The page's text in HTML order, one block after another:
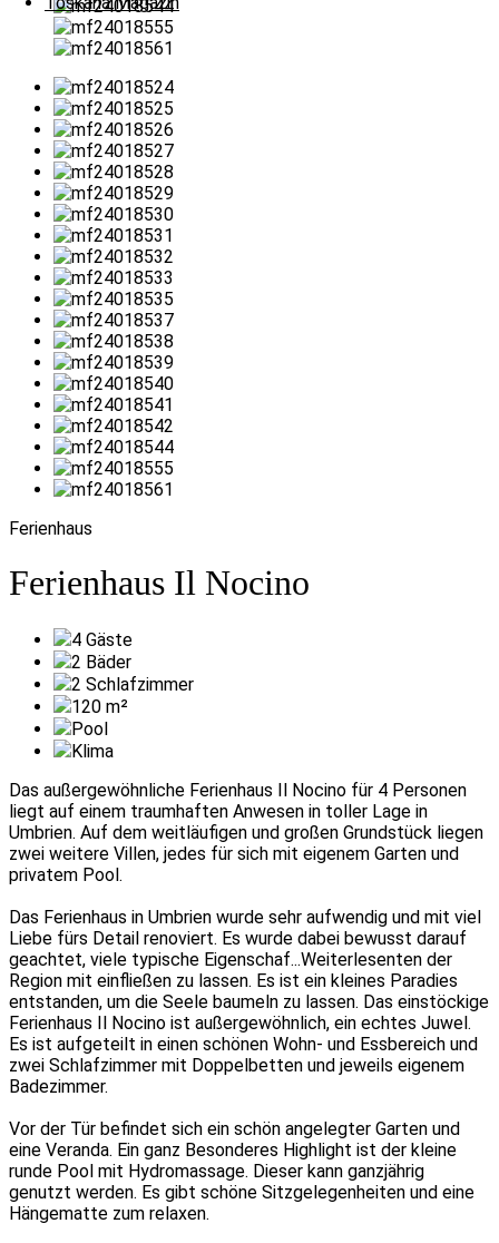
Ferienhaus
Ferienhaus Il Nocino
4 Gäste
2 Bäder
2 Schlafzimmer
120 m²
Pool
Klima
Das außergewöhnliche Ferienhaus Il Nocino für 4 Personen
liegt auf einem traumhaften Anwesen in toller Lage in
Umbrien. Auf dem weitläufigen und großen Grundstück liegen
zwei weitere Villen, jedes für sich mit eigenem Garten und
privatem Pool.
Das Ferienhaus in Umbrien wurde sehr aufwendig und mit viel
Liebe fürs Detail renoviert. Es wurde dabei bewusst darauf
geachtet, viele typische Eigenschaf...Weiterlesenten der
Region mit einfließen zu lassen. Es ist ein kleines Paradies
entstanden, um die Seele baumeln zu lassen. Das einstöckige
Ferienhaus Il Nocino ist außergewöhnlich, ein echtes Juwel.
Es ist aufgeteilt in einen schönen Wohn- und Essbereich und
zwei Schlafzimmer mit Doppelbetten und jeweils eigenem
Badezimmer.
Vor der Tür befindet sich ein schön angelegter Garten und
eine Veranda. Ein ganz Besonderes Highlight ist der kleine
runde Pool mit Hydromassage. Dieser kann ganzjährig
genutzt werden. Es gibt schöne Sitzgelegenheiten und eine
Hängematte zum relaxen.